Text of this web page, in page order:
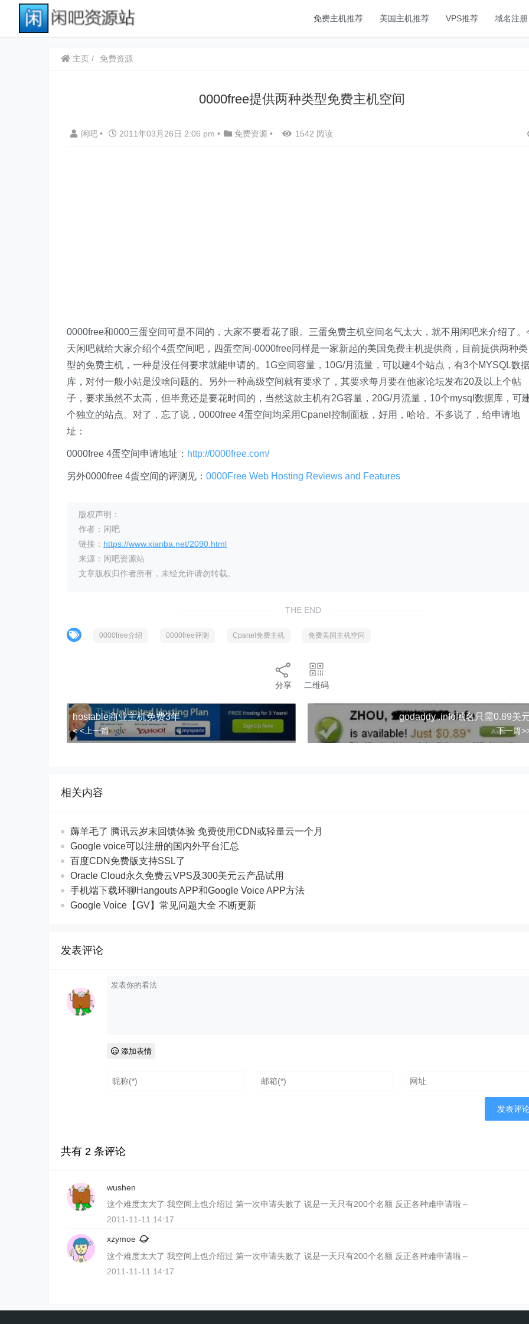
免费主机推荐 美国主机推荐 VPS推荐 域名注册
主页 免费资源
0000free提供两种类型免费主机空间
闲吧 • 2011年03月26日 2:06 pm • 免费资源 • 1542 阅读
0000free和000三蛋空间可是不同的，大家不要看花了眼。三蛋免费主机空间名气太大，就不用闲吧来介绍了。
天闲吧就给大家介绍个4蛋空间吧，四蛋空间-0000free同样是一家新起的美国免费主机提供商，目前提供两种类
型的免费主机，一种是没任何要求就能申请的。1G空间容量，10G/月流量，可以建4个站点，有3个MYSQL数
库，对付一般小站是没啥问题的。另外一种高级空间就有要求了，其要求每月要在他家论坛发布20及以上个帖
子，要求虽然不太高，但毕竟还是要花时间的，当然这款主机有2G容量，20G/月流量，10个mysql数据库，可
个独立的站点。对了，忘了说，0000free 4蛋空间均采用Cpanel控制面板，好用，哈哈。不多说了，给申请地
址：
0000free 4蛋空间申请地址： http://0000free.com/
另外0000free 4蛋空间的评测见： 0000Free Web Hosting Reviews and Features
版权声明：
作者：闲吧
链接： https://www.xianba.net/2090.html
来源：闲吧资源站
文章版权归作者所有，未经允许请勿转载。
THE END
0000free介绍 0000free评测 Cpanel免费主机 免费美国主机空间
分享 二维码
hostable商业主机免费3年
< <上一篇
godaddy .info域名只需0.89美
下一篇
相关内容
薅羊毛了 腾讯云岁末回馈体验 免费使用CDN或轻量云一个月
Google voice可以注册的国内外平台汇总
百度CDN免费版支持SSL了
Oracle Cloud永久免费云VPS及300美元云产品试用
手机端下载环聊Hangouts APP和Google Voice APP方法
Google Voice【GV】常见问题大全 不断更新
发表评论
添加表情
共有 2 条评论
wushen
这个难度太大了 我空间上也介绍过 第一次申请失败了 说是一天只有200个名额 反正各种难申请啦～
2011-11-11 14:17
xzymoe
这个难度太大了 我空间上也介绍过 第一次申请失败了 说是一天只有200个名额 反正各种难申请啦～
2011-11-11 14:17